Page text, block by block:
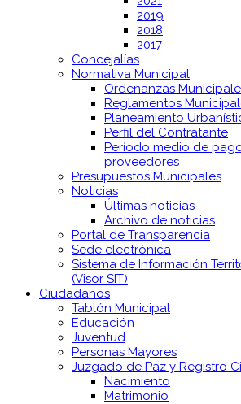
2019
2018
2017
Concejalías
Normativa Municipal
Ordenanzas
Reglamentos
Planeamiento
Perfil del Contratante
Período medio de
proveedores
Presupuestos Municipales
Noticias
Últimas noticias
Archivo de noticias
Portal de Transparencia
Sede electrónica
Sistema de Información
(Visor SIT)
Ciudadanos
Tablón Municipal
Educación
Juventud
Personas Mayores
Juzgado de Paz y Registro
Nacimiento
Matrimonio